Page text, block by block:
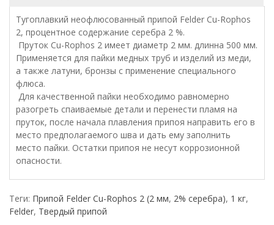
Тугоплавкий неофлюсованный припой Felder Cu-Rophos
2, процентное содержание серебра 2 %.
Пруток Cu-Rophos 2 имеет диаметр 2 мм. длинна 500 мм.
Применяется для пайки медных труб и изделий из меди,
а также латуни, бронзы с применение специального
флюса.
Для качественной пайки необходимо равномерно
разогреть спаиваемые детали и перенести пламя на
пруток, после начала плавления припоя направить его в
место предполагаемого шва и дать ему заполнить
место пайки. Остатки припоя не несут коррозионной
опасности.
Теги: Припой Felder Cu-Rophos 2 (2 мм, 2% серебра), 1 кг,
Felder, Твердый припой